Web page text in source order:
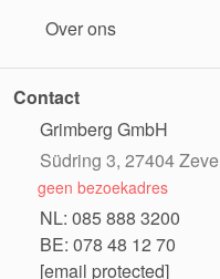
Over ons
Contact
Grimberg GmbH
Südring 3, 27404
geen bezoekadres
NL: 085 888 3200
BE: 078 48 12 70
[email protected]